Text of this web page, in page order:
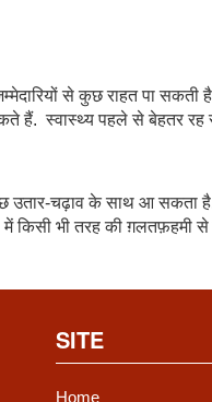
से कुछ राहत पा
हैं. स्वास्थ्य पहले से बेहतर रह
उतार-चढ़ाव के साथ आ सकता
में किसी भी तरह की ग़लतफ़हमी
SITE
Home